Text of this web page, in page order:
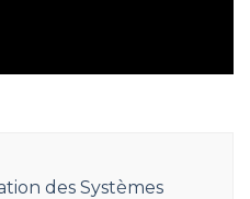
des Systèmes